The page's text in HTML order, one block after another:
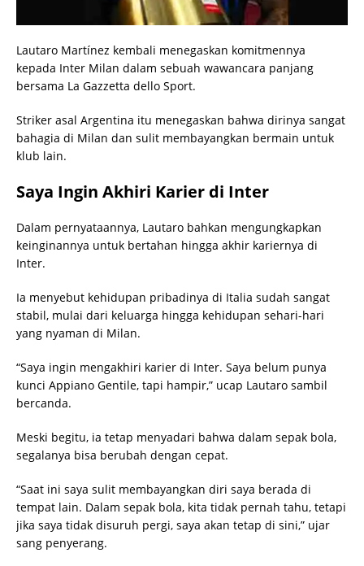
Lautaro Martínez kembali menegaskan komitmennya
kepada Inter Milan dalam sebuah wawancara panjang
bersama La Gazzetta dello Sport.
Striker asal Argentina itu menegaskan bahwa dirinya sangat
bahagia di Milan dan sulit membayangkan bermain untuk
klub lain.
Saya Ingin Akhiri Karier di Inter
Dalam pernyataannya, Lautaro bahkan mengungkapkan
keinginannya untuk bertahan hingga akhir kariernya di
Inter.
Ia menyebut kehidupan pribadinya di Italia sudah sangat
stabil, mulai dari keluarga hingga kehidupan sehari-hari
yang nyaman di Milan.
“Saya ingin mengakhiri karier di Inter. Saya belum punya
kunci Appiano Gentile, tapi hampir,” ucap Lautaro sambil
bercanda.
Meski begitu, ia tetap menyadari bahwa dalam sepak bola,
segalanya bisa berubah dengan cepat.
“Saat ini saya sulit membayangkan diri saya berada di
tempat lain. Dalam sepak bola, kita tidak pernah tahu, tetapi
jika saya tidak disuruh pergi, saya akan tetap di sini,” ujar
sang penyerang.